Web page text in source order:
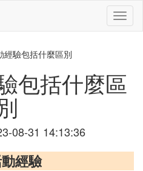
切
換
經驗包括什麼區別
包括什麼區
08-31 14:13:36
經驗